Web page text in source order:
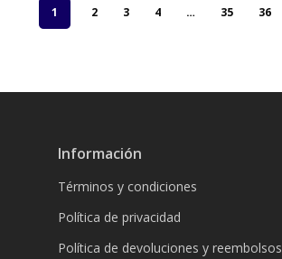
1 2 3 4 … 35 36
Información
Términos y condiciones
Política de privacidad
Política de devoluciones y reembolsos